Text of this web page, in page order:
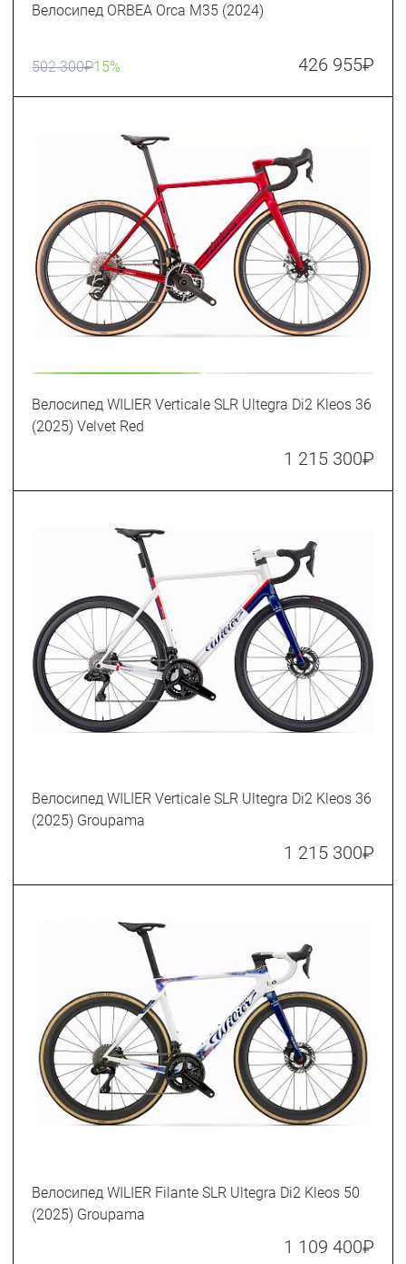
Велосипед ORBEA Orca M35 (2024)
502 300₽15% 426 955₽
Велосипед WILIER Verticale SLR Ultegra Di2 Kleos 36
(2025) Velvet Red
1 215 300₽
Велосипед WILIER Verticale SLR Ultegra Di2 Kleos 36
(2025) Groupama
1 215 300₽
Велосипед WILIER Filante SLR Ultegra Di2 Kleos 50
(2025) Groupama
1 109 400₽